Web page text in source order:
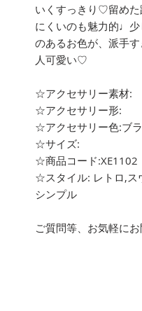
いくすっきり♡留めた
にくいのも魅力的♩少
のあるお色が、派手
人可愛い♡
☆アクセサリー素材:
☆アクセサリー形:
☆アクセサリー色:ブ
☆サイズ:
☆商品コード:XE1102
☆スタイル: レトロ,ス
シンプル
ご質問等、お気軽に